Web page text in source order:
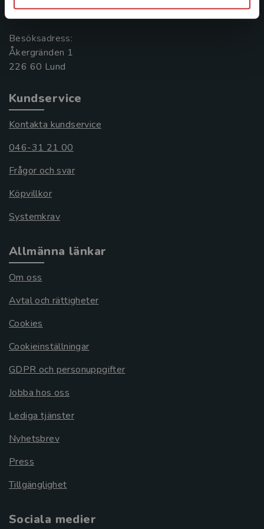
221 00 Lund
Besöksadress:
Åkergränden 1
Kundservice
Kontakta kundservice
046-31 21 00
Frågor och svar
Köpvillkor
Systemkrav
Allmänna länkar
Om oss
Avtal och rättigheter
Cookies
Cookieinställningar
GDPR och personuppgifter
Jobba hos oss
Lediga tjänster
Nyhetsbrev
Press
Tillgänglighet
Sociala medier